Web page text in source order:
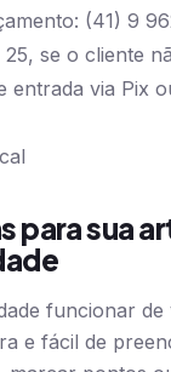
(41) 9
se o cliente
entrada via Pix
para sua
funcionar de
e fácil de